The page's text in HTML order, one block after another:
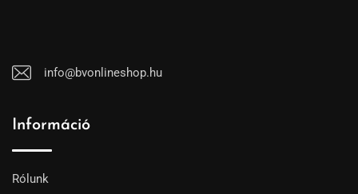
info@bvonlineshop.hu
Információ
Rólunk